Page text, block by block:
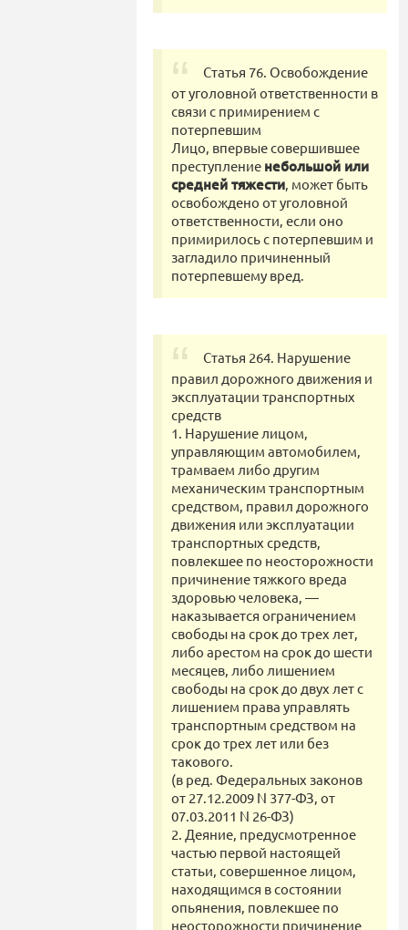
Статья 76. Освобождение
от уголовной ответственности в
связи с примирением с
потерпевшим
Лицо, впервые совершившее
преступление небольшой или
средней тяжести, может быть
освобождено от уголовной
ответственности, если оно
примирилось с потерпевшим и
загладило причиненный
потерпевшему вред.
Статья 264. Нарушение
правил дорожного движения и
эксплуатации транспортных
средств
1. Нарушение лицом,
управляющим автомобилем,
трамваем либо другим
механическим транспортным
средством, правил дорожного
движения или эксплуатации
транспортных средств,
повлекшее по неосторожности
причинение тяжкого вреда
здоровью человека, —
наказывается ограничением
свободы на срок до трех лет,
либо арестом на срок до шести
месяцев, либо лишением
свободы на срок до двух лет с
лишением права управлять
транспортным средством на
срок до трех лет или без
такового.
(в ред. Федеральных законов
от 27.12.2009 N 377-ФЗ, от
07.03.2011 N 26-ФЗ)
2. Деяние, предусмотренное
частью первой настоящей
статьи, совершенное лицом,
находящимся в состоянии
опьянения, повлекшее по
неосторожности причинение